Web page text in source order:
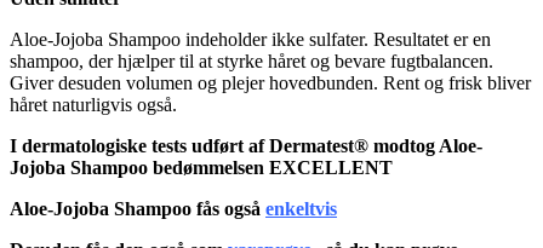
Aloe-Jojoba Shampoo indeholder ikke sulfater. Resultatet er en
shampoo, der hjælper til at styrke håret og bevare fugtbalancen.
Giver desuden volumen og plejer hovedbunden. Rent og frisk bliver
håret naturligvis også.
I dermatologiske tests udført af Dermatest® modtog Aloe-
Jojoba Shampoo bedømmelsen EXCELLENT
Aloe-Jojoba Shampoo fås også enkeltvis